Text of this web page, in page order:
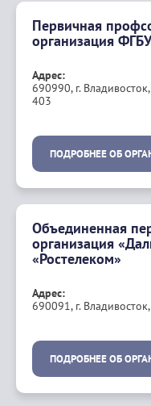
Первичная
организация
Адрес:
690990, г.
403
ПОДРОБНЕЕ ОБ
Объединенная
организация
«Ростелеком»
Адрес:
690091, г.
ПОДРОБНЕЕ ОБ